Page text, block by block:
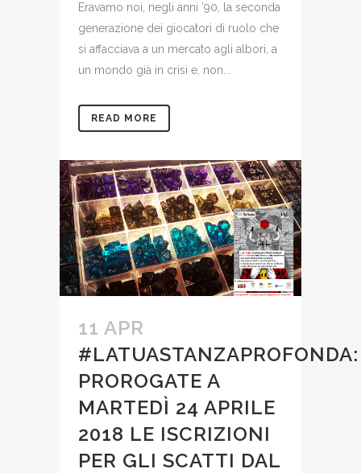
Eravamo noi, negli anni ’90, la seconda
generazione dei giocatori di ruolo che
si affacciava a un mercato agli albori, a
un mondo già in crisi e, non...
READ MORE
11 APR
#LATUASTANZAPROFONDA:
PROROGATE A
MARTEDÌ 24 APRILE
2018 LE ISCRIZIONI
PER GLI SCATTI DAL